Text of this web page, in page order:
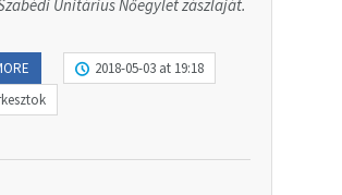
Unitárius Nőegylet zászlaját.
2018-05-03 at 19:18